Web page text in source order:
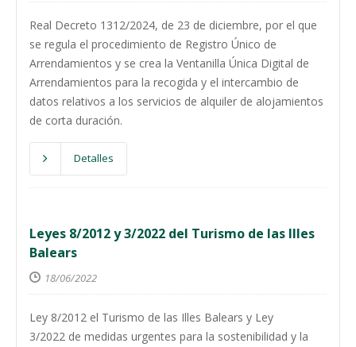
Real Decreto 1312/2024, de 23 de diciembre, por el que
se regula el procedimiento de Registro Único de
Arrendamientos y se crea la Ventanilla Única Digital de
Arrendamientos para la recogida y el intercambio de
datos relativos a los servicios de alquiler de alojamientos
de corta duración.
Detalles
Leyes 8/2012 y 3/2022 del Turismo de las Illes
Balears
18/06/2022
Ley 8/2012 el Turismo de las Illes Balears y Ley
3/2022 de medidas urgentes para la sostenibilidad y la